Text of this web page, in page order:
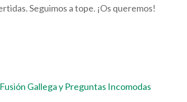
Seguimos a tope. ¡Os queremos!
Gallega y Preguntas Incomodas